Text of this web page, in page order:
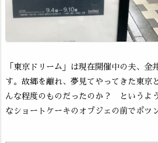
「東京ドリーム」は現在開催中の夫、金
す。故郷を離れ、夢見てやってきた東京
んな程度のものだったのか？ というよ
なショートケーキのオブジェの前でポツ